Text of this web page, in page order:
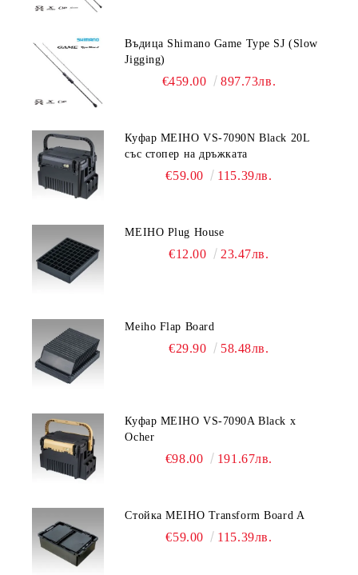
Въдица Shimano Game Type SJ (Slow
Jigging)
€459.00 897.73лв.
Куфар MEIHO VS-7090N Black 20L
със стопер на дръжката
€59.00 115.39лв.
MEIHO Plug House
€12.00 23.47лв.
Meiho Flap Board
€29.90 58.48лв.
Куфар MEIHO VS-7090A Black x
Ocher
€98.00 191.67лв.
Стойка MEIHO Transform Board A
€59.00 115.39лв.